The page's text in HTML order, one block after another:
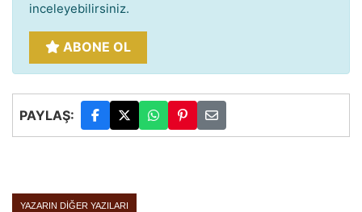
inceleyebilirsiniz.
ABONE OL
PAYLAŞ:
YAZARIN DIĞER YAZILARI